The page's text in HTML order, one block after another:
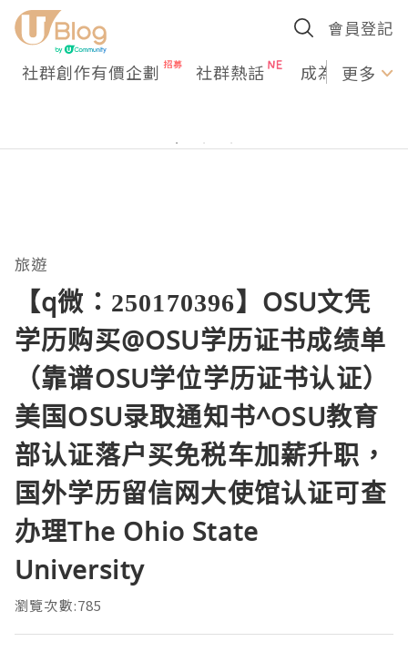
會員登記
社群創作有價企劃 社群熱話 成為U更多
旅遊
【q微：250170396】OSU文凭
学历购买@OSU学历证书成绩单
（靠谱OSU学位学历证书认证）
美国OSU录取通知书^OSU教育
部认证落户买免税车加薪升职，
国外学历留信网大使馆认证可查
办理The Ohio State
University
瀏覽次數:785